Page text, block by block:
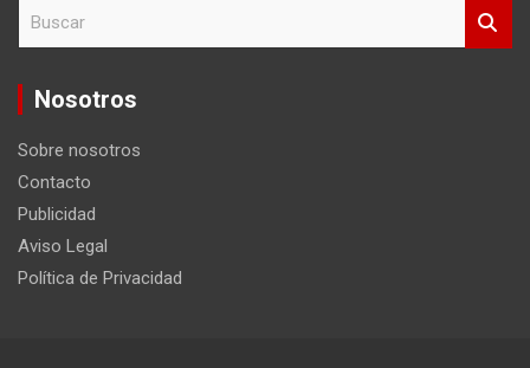
c
Nosotros
Sobre nosotros
Contacto
Publicidad
Aviso Legal
Política de Privacidad